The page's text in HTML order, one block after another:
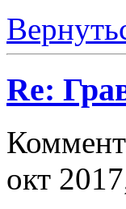
Re:
окт